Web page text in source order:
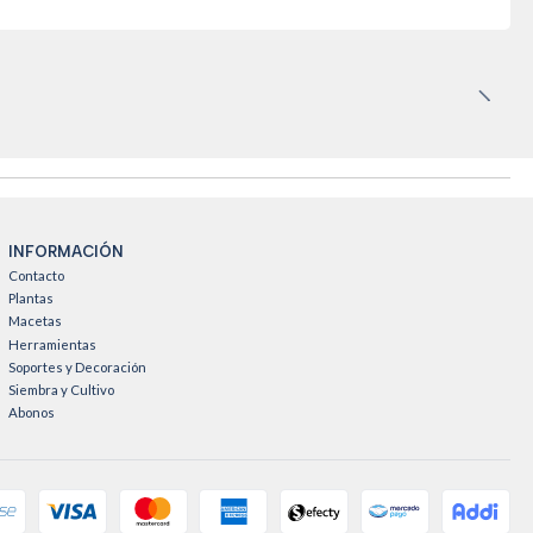
INFORMACIÓN
Contacto
Plantas
Macetas
Herramientas
Soportes y Decoración
Siembra y Cultivo
Abonos